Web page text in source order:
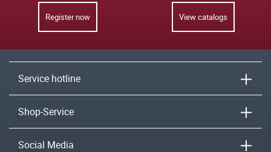
Register now View catalogs
Service hotline
Shop-Service
Social Media